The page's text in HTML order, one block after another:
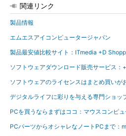
関連リンク
製品情報
エムエスアイコンピュータージャパン
製品最安値比較サイト：ITmedia +D
ソフトウェアダウンロード販売サービス
ソフトウェアのライセンスはまとめ買いが
デジタルライフに彩りを与える専門ショッ
PCを買うならまずはココ：マウスコンピ
PCパーツからオシャレなノートPCまで：